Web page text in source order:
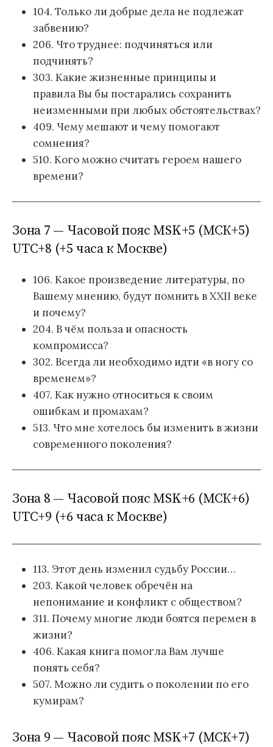
104. Только ли добрые дела не подлежат
забвению?
206. Что труднее: подчиняться или
подчинять?
303. Какие жизненные принципы и
правила Вы бы постарались сохранить
неизменными при любых обстоятельствах?
409. Чему мешают и чему помогают
сомнения?
510. Кого можно считать героем нашего
времени?
Зона 7 — Часовой пояс MSK+5 (МСК+5)
UTC+8 (+5 часа к Москве)
106. Какое произведение литературы, по
Вашему мнению, будут помнить в XXII веке
и почему?
204. В чём польза и опасность
компромисса?
302. Всегда ли необходимо идти «в ногу со
временем»?
407. Как нужно относиться к своим
ошибкам и промахам?
513. Что мне хотелось бы изменить в жизни
современного поколения?
Зона 8 — Часовой пояс MSK+6 (МСК+6)
UTC+9 (+6 часа к Москве)
113. Этот день изменил судьбу России…
203. Какой человек обречён на
непонимание и конфликт с обществом?
311. Почему многие люди боятся перемен в
жизни?
406. Какая книга помогла Вам лучше
понять себя?
507. Можно ли судить о поколении по его
кумирам?
Зона 9 — Часовой пояс MSK+7 (МСК+7)